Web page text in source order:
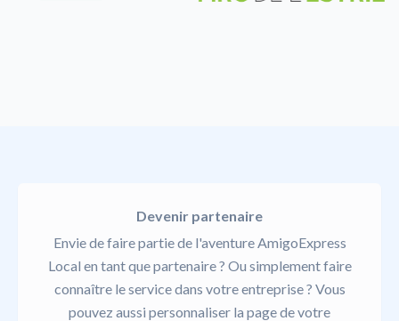
Devenir partenaire
Envie de faire partie de l'aventure AmigoExpress
Local en tant que partenaire ? Ou simplement faire
connaître le service dans votre entreprise ? Vous
pouvez aussi personnaliser la page de votre